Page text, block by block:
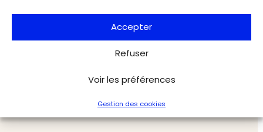
Accepter
Refuser
Voir les préférences
Gestion des cookies
flottille enchantée des princes de Condé
Exclu web Art